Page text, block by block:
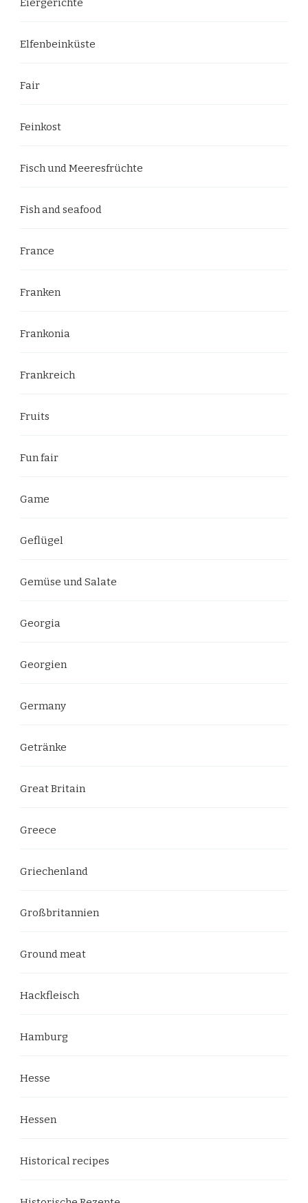
Elfenbeinküste
Fair
Feinkost
Fisch und Meeresfrüchte
Fish and seafood
France
Franken
Frankonia
Frankreich
Fruits
Fun fair
Game
Geflügel
Gemüse und Salate
Georgia
Georgien
Germany
Getränke
Great Britain
Greece
Griechenland
Großbritannien
Ground meat
Hackfleisch
Hamburg
Hesse
Hessen
Historical recipes